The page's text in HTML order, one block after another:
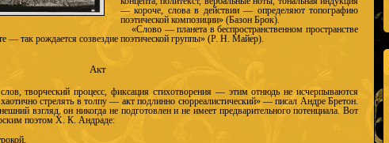
— короче, слова в действии — определяют топографию
поэтической композиции» (Базон Брок).
«Слово — планета в беспространственном пространстве
— так рождается созвездие поэтической группы» (Р. Н. Майер).
Акт
творческий процесс, фиксация стихотворения — этим отнюдь не исчерпываются
стрелять в толпу — акт подлинно сюрреалистический» — писал Андре Бретон.
взгляд, он никогда не подготовлен и не имеет предварительного потенциала. Вот
поэтом Х. К. Андраде: